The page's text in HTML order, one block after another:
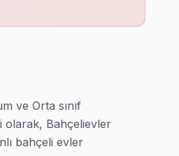
ve Orta sınıf
olarak, Bahçelievler
bahçeli evler